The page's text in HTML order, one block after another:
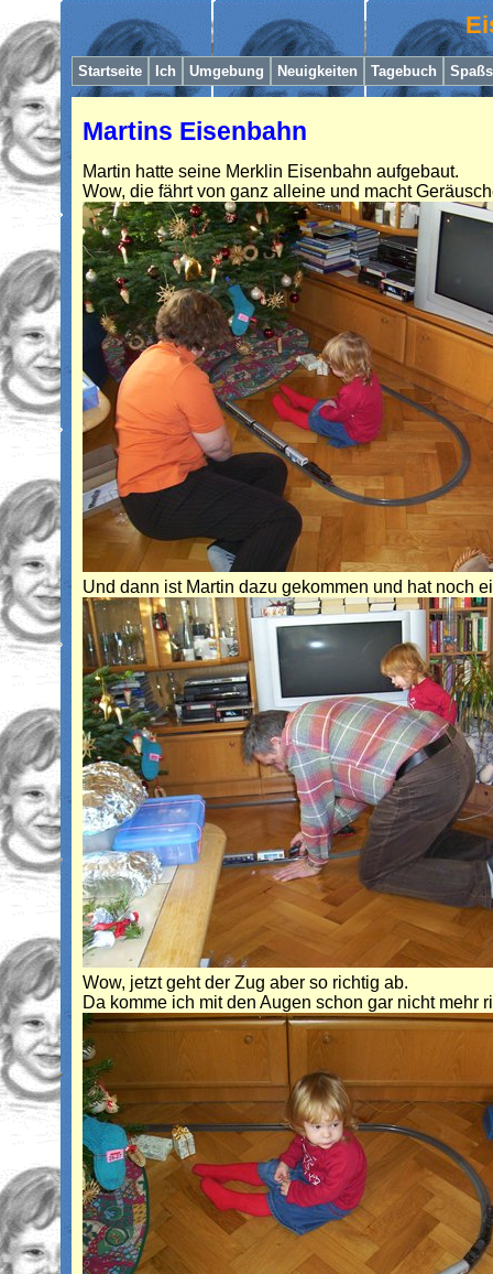
Startseite Ich Umgebung Neuigkeiten Tagebuch
Martins Eisenbahn
Martin hatte seine Merklin Eisenbahn aufgebaut.
Wow, die fährt von ganz alleine und macht
Und dann ist Martin dazu gekommen und hat noch
Wow, jetzt geht der Zug aber so richtig ab.
Da komme ich mit den Augen schon gar nicht mehr